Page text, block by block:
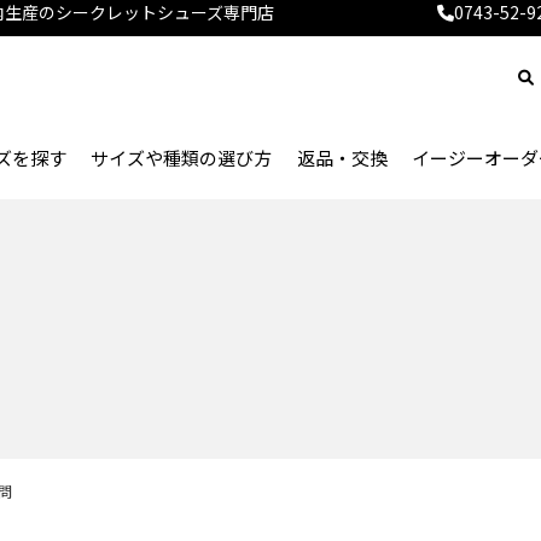
産のシークレットシューズ専門店 0743-52-
を探す サイズや種類の選び方 返品・交換 イージーオーダ